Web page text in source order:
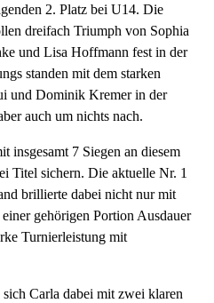
2. Platz bei U14. Die
dreifach Triumph von Sophia
und Lisa Hoffmann fest in der
standen mit dem starken
und Dominik Kremer in der
auch um nichts nach.
insgesamt 7 Siegen an diesem
Titel sichern. Die aktuelle Nr. 1
brillierte dabei nicht nur mit
gehörigen Portion Ausdauer
Turnierleistung mit
Carla dabei mit zwei klaren